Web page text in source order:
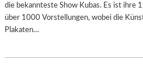
die bekannteste Show Kubas. Es ist ihre
über 1000 Vorstellungen, wobei die
Plakaten…